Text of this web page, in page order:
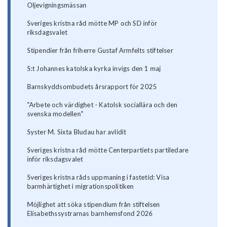
Oljevigningsmässan
Sveriges kristna råd mötte MP och SD inför
riksdagsvalet
Stipendier från friherre Gustaf Armfelts stiftelser
S:t Johannes katolska kyrka invigs den 1 maj
Barnskyddsombudets årsrapport för 2025
"Arbete och värdighet - Katolsk sociallära och den
svenska modellen"
Syster M. Sixta Bludau har avlidit
Sveriges kristna råd mötte Centerpartiets partiledare
inför riksdagsvalet
Sveriges kristna råds uppmaning i fastetid: Visa
barmhärtighet i migrationspolitiken
Möjlighet att söka stipendium från stiftelsen
Elisabethssystrarnas barnhemsfond 2026